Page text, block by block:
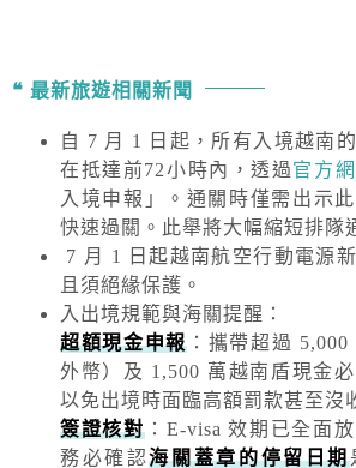
最新旅遊相關新聞
自 7 月 1 日起，所有入境越南
在抵達前72小時內，透過官方
入境申報」。通關時僅需出示此
快速過關。此舉將大幅縮短排隊
7 月 1 日起越南航空行動電源
且須絕緣保護。
入出境規範與海關提醒 ：
超額現金申報 ：攜帶超過 5,000
外幣）及 1,500 萬越南盾現金
以免出境時面臨高額罰款甚至沒
簽證核對：E-visa 效期已全面
務必確認海關蓋章的停留日期